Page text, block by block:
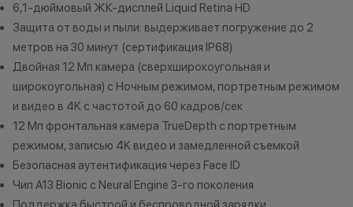
оригинальную продукцию Dyson и
Xiaomi.
до 5% от чека — на оригинальную
продукцию Apple;
до 2% от чека — на новые iPhone;
Статусы программы
лояльности
Новый в прайде
причинам
обоснованные
•Организатор
6,1-дюймовый ЖК-дисплей Liquid Retina HD
Защита от воды и пыли: выдерживает погружение до 2
метров на 30 минут (сертификация IP68)
Двойная 12 Мп камера (сверхширокоугольная и
широкоугольная) с Ночным режимом, портретным режимом
и видео в 4K с частотой до 60 кадров/сек
12 Мп фронтальная камера TrueDepth с портретным
режимом, записью 4K видео и замедленной съемкой
Безопасная аутентификация через Face ID
Чип A13 Bionic с Neural Engine 3-го поколения